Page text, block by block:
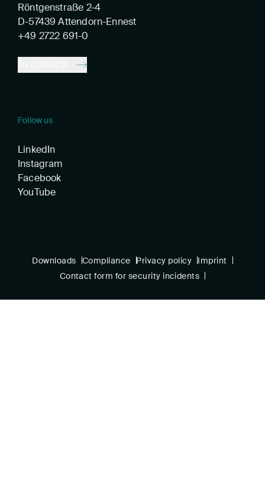
Röntgenstraße 2-4
D-57439 Attendorn-Ennest
+49 2722 691-0
Follow us
LinkedIn
Instagram
Facebook
YouTube
Downloads Compliance Privacy policy
Imprint
Contact form for security incidents